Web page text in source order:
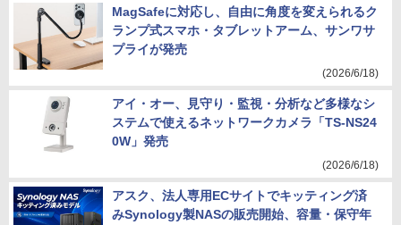
MagSafeに対応し、自由に角度を変えられるク
ランプ式スマホ・タブレットアーム、サンワサ
プライが発売
(2026/6/18)
アイ・オー、見守り・監視・分析など多様なシ
ステムで使えるネットワークカメラ「TS-NS24
0W」発売
(2026/6/18)
アスク、法人専用ECサイトでキッティング済
みSynology製NASの販売開始、容量・保守年